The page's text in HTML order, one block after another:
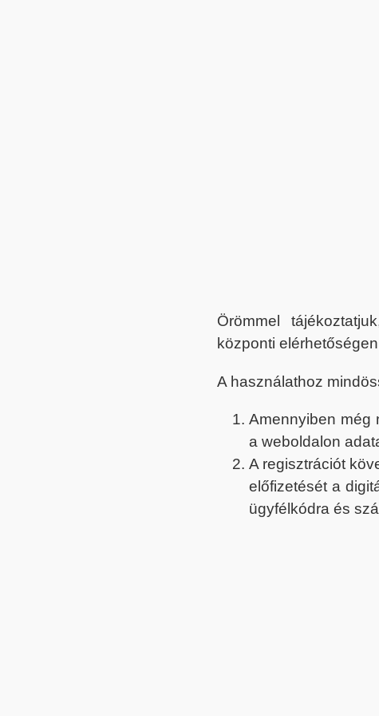
Örömmel
központi
A használathoz
Amennyiben még
a weboldalon
A regisztrációt
előfizetését a
ügyfélkódra és